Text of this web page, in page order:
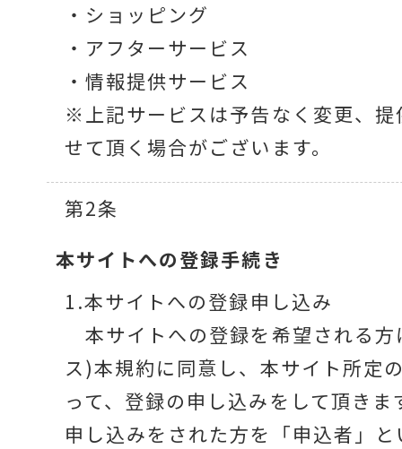
濃度・環境測定
色々な計測器
レベル・勾配測定
オプション
・ショッピング
・アフターサービス
・情報提供サービス
※上記サービスは予告なく変更、提
せて頂く場合がございます。
第2条
本サイトへの登録手続き
1.本サイトへの登録申し込み
本サイトへの登録を希望される
ス)本規約に同意し、本サイト所定
って、登録の申し込みをして頂き
申し込みをされた方を「申込者」